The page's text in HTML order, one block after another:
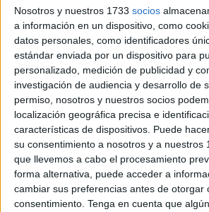
Nosotros y nuestros 1733 socios
a información en un dispositivo, como
datos personales, como identificadores
estándar enviada por un dispositivo para
personalizado, medición de publicidad y
investigación de audiencia y desarrollo de
permiso, nosotros y nuestros socios
localización geográfica precisa e
características de dispositivos. Puede
su consentimiento a nosotros y a nuestros
que llevemos a cabo el procesamiento
forma alternativa, puede acceder a
cambiar sus preferencias antes de otorgar
consentimiento. Tenga en cuenta que
ha sentido pasión por lamúsicay los
es así que cuando tan solo tenía 14
primera vez a un escenario con una
Desde entonces, su vida ha estado
expresión artísticay en 2021 lanzó un
junto a dos amigos que llevaba por
amigos’.
Actualmente, el grupo se ha disuelto y
retomado su carrera en solitario “con
que nunca”, tal y como él mismo